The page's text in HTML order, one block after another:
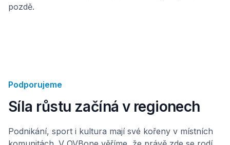
pozdě.
Podporujeme
Síla růstu začíná v regionech
Podnikání, sport i kultura mají své kořeny v místních